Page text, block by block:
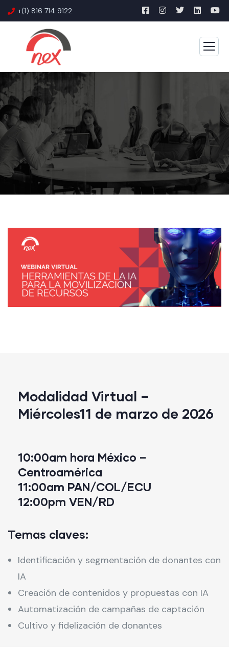
+(1) 816 714 9122
Modalidad Virtual –
Miércoles11 de marzo de 2026
10:00am hora México –
Centroamérica
11:00am PAN/COL/ECU
12:00pm VEN/RD
Temas claves:
Identificación y segmentación de donantes con
IA
Creación de contenidos y propuestas con IA
Automatización de campañas de captación
Cultivo y fidelización de donantes